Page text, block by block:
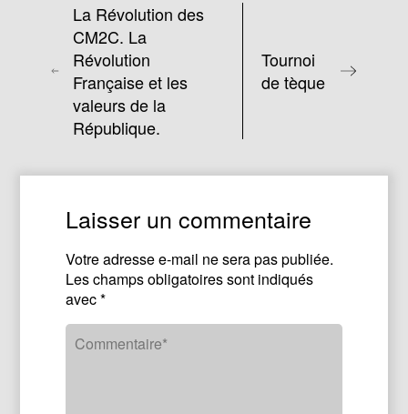
La Révolution des
CM2C. La
Révolution
Française et les
valeurs de la
République.
Tournoi
de tèque
Laisser un commentaire
Votre adresse e-mail ne sera pas publiée.
Les champs obligatoires sont indiqués
avec*